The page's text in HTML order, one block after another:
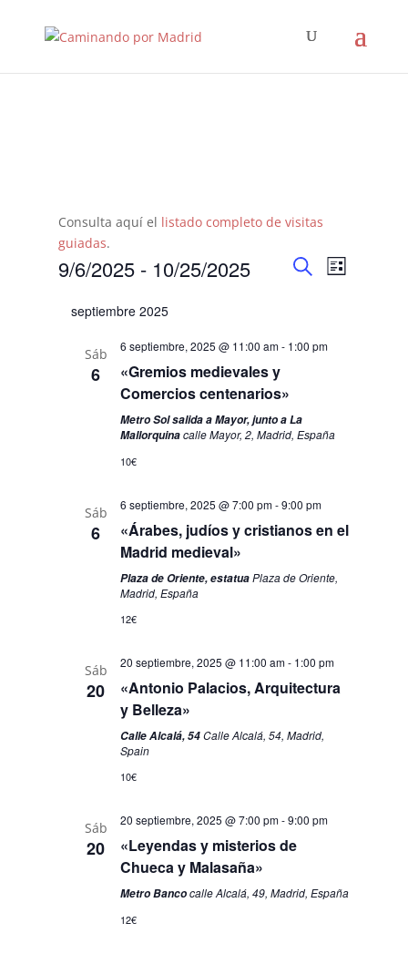
Consulta aquí el listado completo de visitas
guiadas.
y
vistas
Eventos
de
Lista
9/6/2025 - 10/25/2025
fecha.
septiembre 2025
Sáb
6
6 septiembre, 2025 @ 11:00 am- 1:00 pm
«Gremios medievales y
Comercios centenarios»
Metro Sol salida a Mayor, junto a La
Mallorquinacalle Mayor, 2, Madrid, España
10€
Sáb
6
6 septiembre, 2025 @ 7:00 pm-9:00 pm
«Árabes, judíos y cristianos en el
Madrid medieval»
Plaza de Oriente, estatuaPlaza de Oriente,
Madrid, España
12€
Sáb
20
20 septiembre, 2025 @ 11:00 am- 1:00 pm
«Antonio Palacios, Arquitectura
y Belleza»
Calle Alcalá, 54Calle Alcalá, 54, Madrid,
Spain
10€
Sáb
20
20 septiembre, 2025 @ 7:00 pm-9:00 pm
«Leyendas y misterios de
Chueca y Malasaña»
Metro Bancocalle Alcalá, 49, Madrid, España
12€